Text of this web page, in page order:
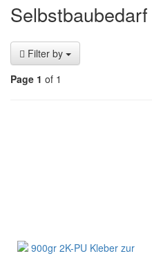
Selbstbaubedarf
Filter by
Page 1 of 1